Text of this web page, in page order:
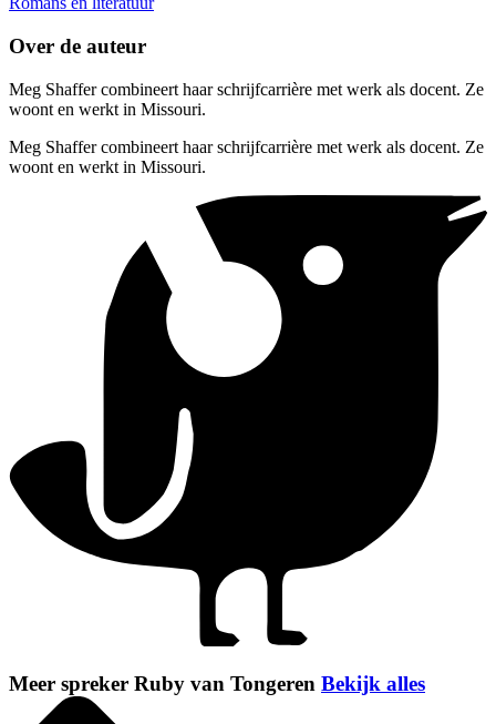
Over de auteur
Meg Shaffer combineert haar schrijfcarrière met werk als docent. Ze
woont en werkt in Missouri.
Meg Shaffer combineert haar schrijfcarrière met werk als docent. Ze
woont en werkt in Missouri.
Meer spreker Ruby van Tongeren Bekijk alles